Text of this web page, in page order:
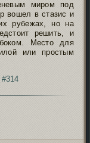
миром под
вошел в стазис и
рубежах, но на
решить, и
Место для
или простым